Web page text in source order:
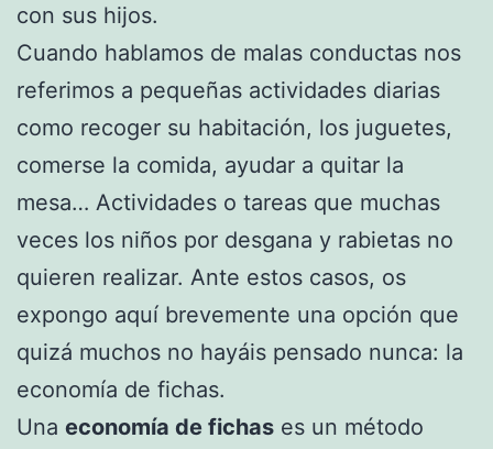
con sus hijos.
Cuando hablamos de malas conductas nos
referimos a pequeñas actividades diarias
como recoger su habitación, los juguetes,
comerse la comida, ayudar a quitar la
mesa… Actividades o tareas que muchas
veces los niños por desgana y rabietas no
quieren realizar. Ante estos casos, os
expongo aquí brevemente una opción que
quizá muchos no hayáis pensado nunca: la
economía de fichas.
Una economía de fichas es un método